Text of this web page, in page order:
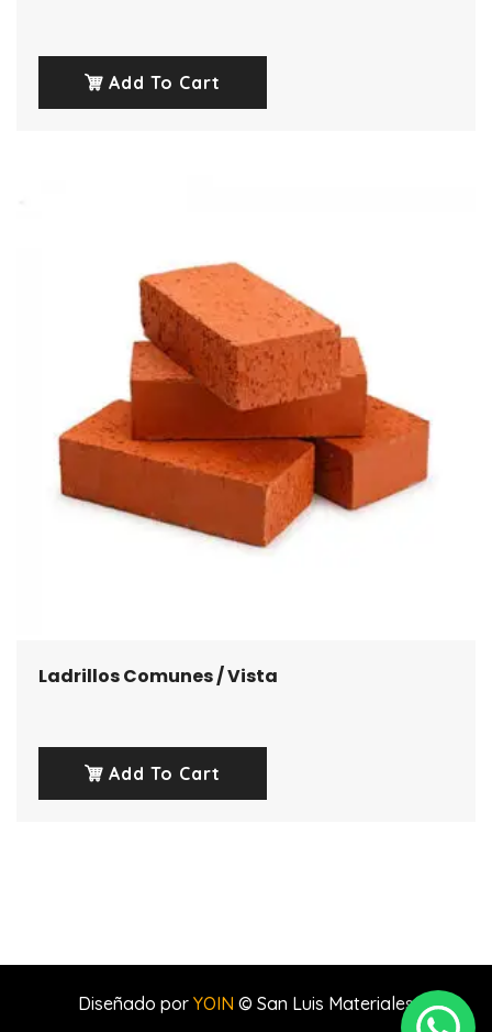
Add To Cart
Ladrillos Comunes / Vista
Add To Cart
Diseñado por YOIN © San Luis Materiales